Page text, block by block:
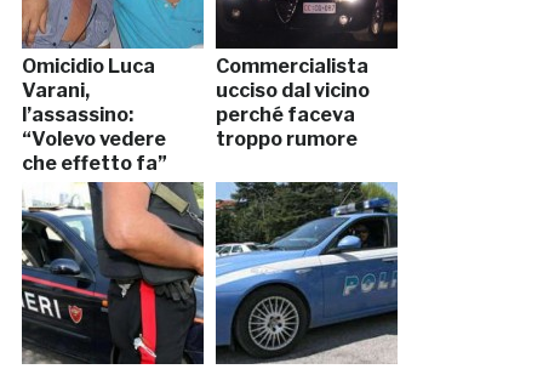
Omicidio Luca
Varani,
l’assassino:
“Volevo vedere
che effetto fa”
Commercialista
ucciso dal vicino
perché faceva
troppo rumore